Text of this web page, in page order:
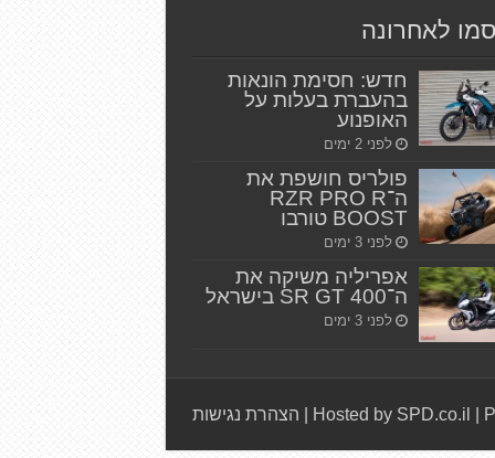
לאחרונה
חדש: חסימת הונאות
בהעברת בעלות על
האופנוע
לפני 2 ימים
פולריס חושפת את
ה־RZR PRO R
BOOST טורבו
לפני 3 ימים
אפריליה משיקה את
ה־SR GT 400 בישראל
לפני 3 ימים
Hosted by SPD.co.il הצהרת נגישות